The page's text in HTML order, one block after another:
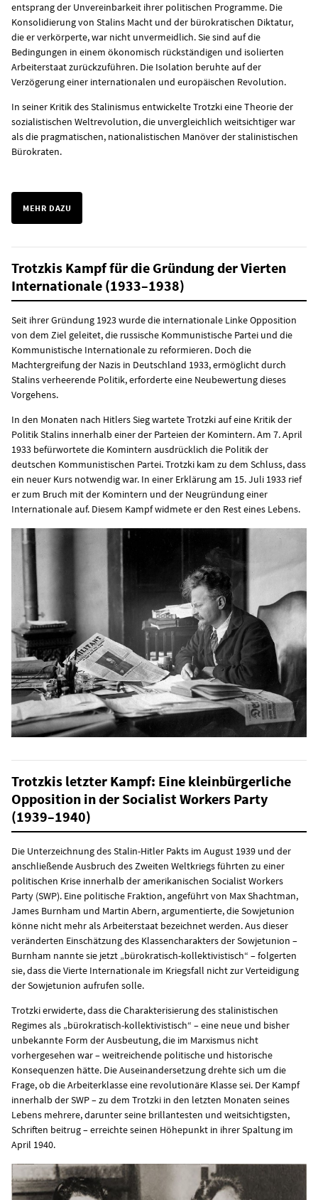
entsprang der Unvereinbarkeit ihrer politischen Programme. Die
Konsolidierung von Stalins Macht und der bürokratischen Diktatur,
die er verkörperte, war nicht unvermeidlich. Sie sind auf die
Bedingungen in einem ökonomisch rückständigen und isolierten
Arbeiterstaat zurückzuführen. Die Isolation beruhte auf der
Verzögerung einer internationalen und europäischen Revolution.
In seiner Kritik des Stalinismus entwickelte Trotzki eine Theorie der
sozialistischen Weltrevolution, die unvergleichlich weitsichtiger war
als die pragmatischen, nationalistischen Manöver der stalinistischen
Bürokraten.
MEHR DAZU
Trotzkis Kampf für die Gründung der Vierten
Internationale (1933–1938)
Seit ihrer Gründung 1923 wurde die internationale Linke Opposition
von dem Ziel geleitet, die russische Kommunistische Partei und die
Kommunistische Internationale zu reformieren. Doch die
Machtergreifung der Nazis in Deutschland 1933, ermöglicht durch
Stalins verheerende Politik, erforderte eine Neubewertung dieses
Vorgehens.
In den Monaten nach Hitlers Sieg wartete Trotzki auf eine Kritik der
Politik Stalins innerhalb einer der Parteien der Komintern. Am 7. April
1933 befürwortete die Komintern ausdrücklich die Politik der
deutschen Kommunistischen Partei. Trotzki kam zu dem Schluss, dass
ein neuer Kurs notwendig war. In einer Erklärung am 15. Juli 1933 rief
er zum Bruch mit der Komintern und der Neugründung einer
Internationale auf. Diesem Kampf widmete er den Rest eines Lebens.
Trotzkis letzter Kampf: Eine kleinbürgerliche
Opposition in der Socialist Workers Party
(1939–1940)
Die Unterzeichnung des Stalin-Hitler Pakts im August 1939 und der
anschließende Ausbruch des Zweiten Weltkriegs führten zu einer
politischen Krise innerhalb der amerikanischen Socialist Workers
Party (SWP). Eine politische Fraktion, angeführt von Max Shachtman,
James Burnham und Martin Abern, argumentierte, die Sowjetunion
könne nicht mehr als Arbeiterstaat bezeichnet werden. Aus dieser
veränderten Einschätzung des Klassencharakters der Sowjetunion –
Burnham nannte sie jetzt „bürokratisch-kollektivistisch“ – folgerten
sie, dass die Vierte Internationale im Kriegsfall nicht zur Verteidigung
der Sowjetunion aufrufen solle.
Trotzki erwiderte, dass die Charakterisierung des stalinistischen
Regimes als „bürokratisch-kollektivistisch“ – eine neue und bisher
unbekannte Form der Ausbeutung, die im Marxismus nicht
vorhergesehen war – weitreichende politische und historische
Konsequenzen hätte. Die Auseinandersetzung drehte sich um die
Frage, ob die Arbeiterklasse eine revolutionäre Klasse sei. Der Kampf
innerhalb der SWP – zu dem Trotzki in den letzten Monaten seines
Lebens mehrere, darunter seine brillantesten und weitsichtigsten,
Schriften beitrug – erreichte seinen Höhepunkt in ihrer Spaltung im
April 1940.